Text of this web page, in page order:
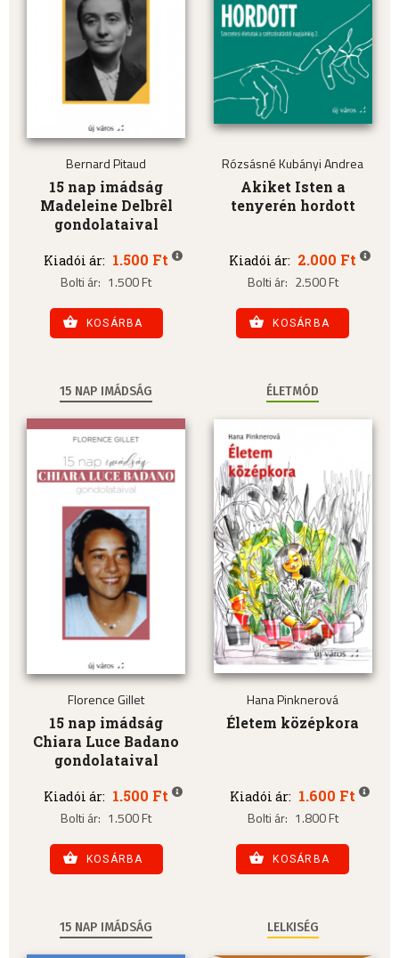
Bernard Pitaud
15 nap imádság
Madeleine Delbrêl
gondolataival
Kiadói ár: 1.500 Ft
Bolti ár: 1.500 Ft
KOSÁRBA
Rózsásné Kubányi Andrea
Akiket Isten a
tenyerén hordott
Kiadói ár: 2.000 Ft
Bolti ár: 2.500 Ft
KOSÁRBA
15 NAP IMÁDSÁG
Florence Gillet
15 nap imádság
Chiara Luce Badano
gondolataival
Kiadói ár: 1.500 Ft
Bolti ár: 1.500 Ft
KOSÁRBA
ÉLETMÓD
Hana Pinknerová
Életem középkora
Kiadói ár: 1.600 Ft
Bolti ár: 1.800 Ft
KOSÁRBA
15 NAP IMÁDSÁG LELKISÉG